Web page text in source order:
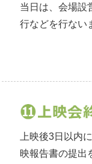
当日は、会場設
行などを行ない
上映後3日以内
映報告書の提出